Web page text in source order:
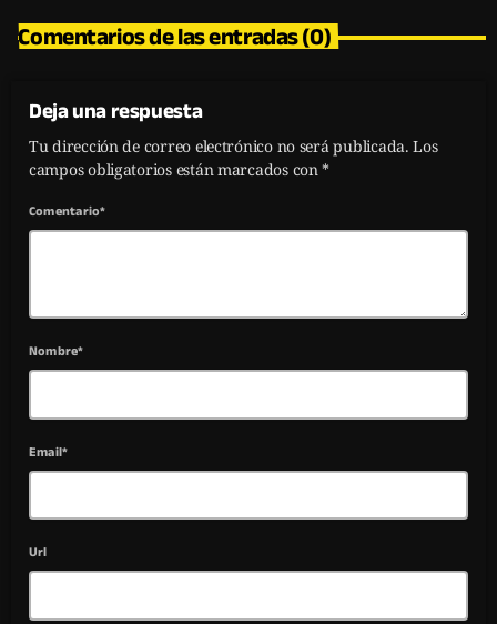
Comentarios de las entradas (0)
Deja una respuesta
Tu dirección de correo electrónico no será publicada. Los
campos obligatorios están marcados con *
Comentario*
Nombre*
Email*
Url